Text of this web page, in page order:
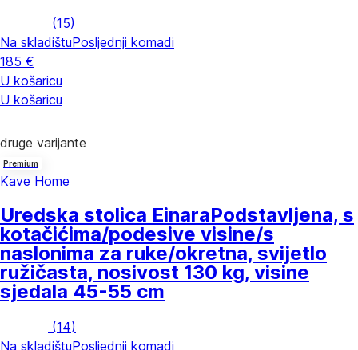
(15)
Na skladištuPosljednji komadi
185 €
U košaricu
U košaricu
druge varijante
Premium
Kave Home
Uredska stolica EinaraPodstavljena, s
kotačićima/podesive visine/s
naslonima za ruke/okretna, svijetlo
ružičasta, nosivost 130 kg, visine
sjedala 45-55 cm
(14)
Na skladištuPosljednji komadi